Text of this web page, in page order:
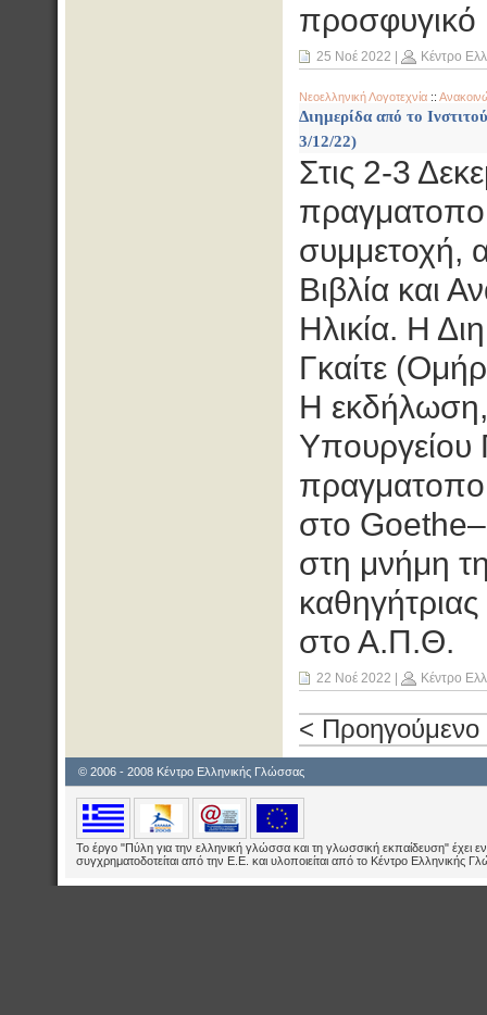
προσφυγικό
25 Νοέ 2022 Κέντρο
Νεοελληνική Λογοτεχνία ::
Διημερίδα από το
3/12/22)
Στις 2-3
συμμετοχή,
Βιβλία και
Ηλικία. Η
Γκαίτε
Η εκδήλωση,
Υπουργείου
στο
στη μνήμη
καθηγήτριας
στο Α.Π.Θ.
22 Νοέ 2022 Κέντρο
< Προηγούμενο
© 2006 - 2008 Κέντρο Ελληνικής Γλώσσας
Το έργο "Πύλη για την ελληνική γλώσσα και τη γλωσσική εκπαίδευση" έχει
συγχρηματοδοτείται από την Ε.E. και υλοποιείται από το Κέντρο Ελληνικής